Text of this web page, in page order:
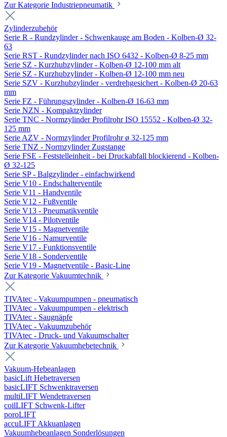
Zur Kategorie Industriepneumatik
Zylinderzubehör
Serie R - Rundzylinder - Schwenkauge am Boden - Kolben-Ø 32-
63
Serie RST - Rundzylinder nach ISO 6432 - Kolben-Ø 8-25 mm
Serie SZ - Kurzhubzylinder - Kolben-Ø 12-100 mm alt
Serie SZ - Kurzhubzylinder - Kolben-Ø 12-100 mm neu
Serie SZV - Kurzhubzylinder - verdrehgesichert - Kolben-Ø 20-63
mm
Serie FZ - Führungszylinder - Kolben-Ø 16-63 mm
Serie NZN - Kompaktzylinder
Serie TNC - Normzylinder Profilrohr ISO 15552 - Kolben-Ø 32-
125 mm
Serie AZV - Normzylinder Profilrohr ø 32-125 mm
Serie TNZ - Normzylinder Zugstange
Serie FSE - Feststelleinheit - bei Druckabfall blockierend - Kolben-
Ø 32-125
Serie SP - Balgzylinder - einfachwirkend
Serie V10 - Endschalterventile
Serie V11 - Handventile
Serie V12 - Fußventile
Serie V13 - Pneumatikventile
Serie V14 - Pilotventile
Serie V15 - Magnetventile
Serie V16 - Namurventile
Serie V17 - Funktionsventile
Serie V18 - Sonderventile
Serie V19 - Magnetventile - Basic-Line
Zur Kategorie Vakuumtechnik
TIVAtec - Vakuumpumpen - pneumatisch
TIVAtec - Vakuumpumpen - elektrisch
TIVAtec - Saugnäpfe
TIVAtec - Vakuumzubehör
TIVAtec - Druck- und Vakuumschalter
Zur Kategorie Vakuumhebetechnik
Vakuum-Hebeanlagen
basicLift Hebetraversen
basicLIFT Schwenktraversen
multiLIFT Wendetraversen
coilLIFT Schwenk-Lifter
poroLIFT
accuLIFT Akkuanlagen
Vakuumhebeanlagen Sonderlösungen